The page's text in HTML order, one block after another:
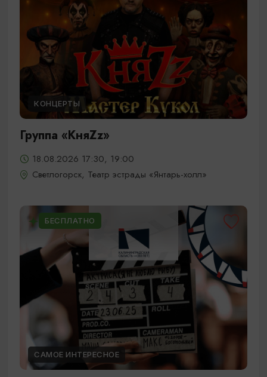
КОНЦЕРТЫ
Группа «КняZz»
18.08.2026 17:30, 19:00
Светлогорск, Театр эстрады «Янтарь-холл»
БЕСПЛАТНО
САМОЕ ИНТЕРЕСНОЕ